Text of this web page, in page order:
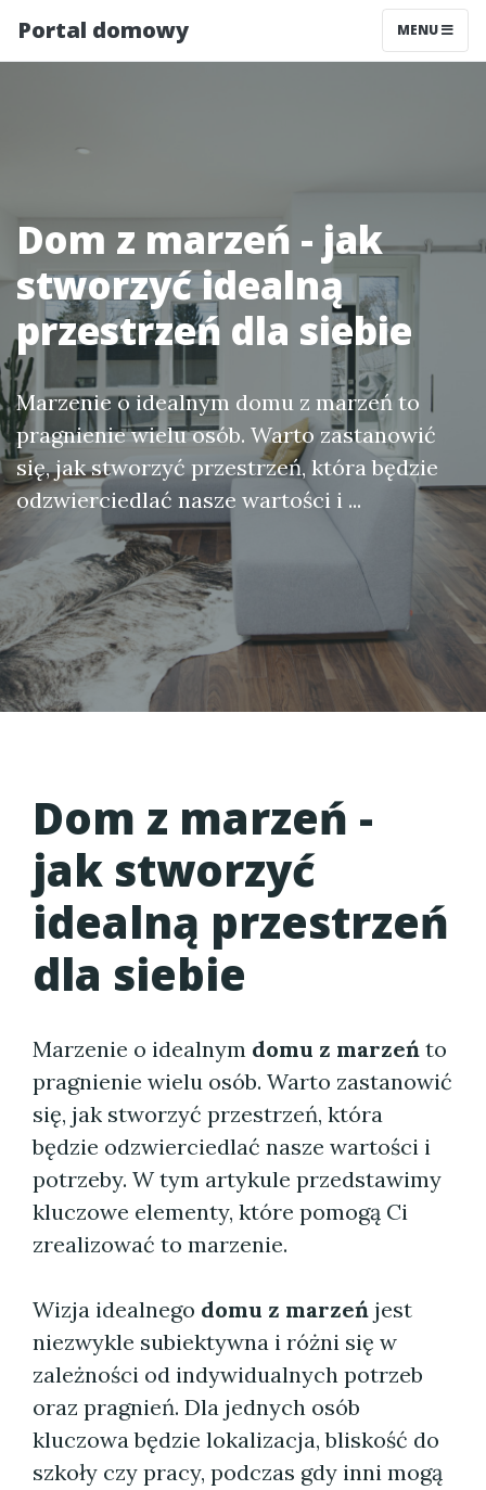
Portal domowy MENU
Dom z marzeń - jak
stworzyć idealną
przestrzeń dla siebie
Marzenie o idealnym domu z marzeń to
pragnienie wielu osób. Warto zastanowić
się, jak stworzyć przestrzeń, która będzie
odzwierciedlać nasze wartości i ...
Dom z marzeń -
jak stworzyć
idealną przestrzeń
dla siebie
Marzenie o idealnym domu z marzeń to
pragnienie wielu osób. Warto zastanowić
się, jak stworzyć przestrzeń, która
będzie odzwierciedlać nasze wartości i
potrzeby. W tym artykule przedstawimy
kluczowe elementy, które pomogą Ci
zrealizować to marzenie.
Wizja idealnego domu z marzeń jest
niezwykle subiektywna i różni się w
zależności od indywidualnych potrzeb
oraz pragnień. Dla jednych osób
kluczowa będzie lokalizacja, bliskość do
szkoły czy pracy, podczas gdy inni mogą